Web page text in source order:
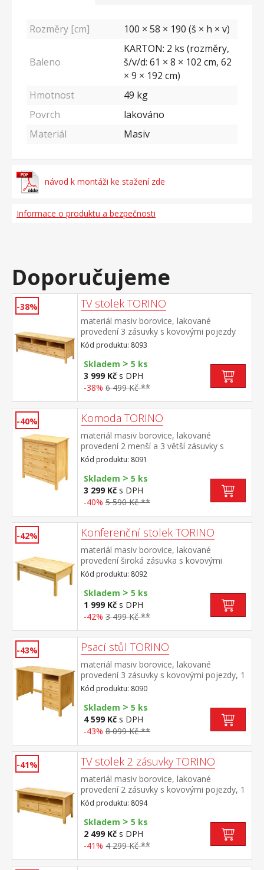
Rozměry [cm] 100 × 58 × 190 (š × h × v)
Baleno
KARTON: 2 ks (rozměry,
š/v/d: 61 × 8 × 102 cm, 62
× 9 × 192 cm)
Hmotnost
49 kg
Povrch
lakováno
Materiál
Masiv
návod k montáži ke stažení zde
Informace o produktu a bezpečnosti
Doporučujeme
-38% TV stolek TORINO
materiál masiv borovice, lakované
provedení 3 zásuvky s kovovými pojezdy
Kód produktu: 8093
Skladem > 5 ks
3 999 Kč s DPH
-38% 6 499 Kč **
-40% Komoda TORINO
materiál masiv borovice, lakované
provedení 2 menší a 3 větší zásuvky s
kovovými pojezdy
Kód produktu: 8091
Skladem > 5 ks
3 299 Kč s DPH
-40% 5 590 Kč **
-42% Konferenční stolek TORINO
materiál masiv borovice, lakované
provedení široká zásuvka s kovovými
pojezdy
Kód produktu: 8092
Skladem > 5 ks
1 999 Kč s DPH
-42% 3 499 Kč **
-43% Psací stůl TORINO
materiál masiv borovice, lakované
provedení 3 zásuvky s kovovými pojezdy, 1
police výsuv není součástí dodávky ke stolu
je možno dokoupit výsuvnou desku na
klávesnici 8840
Kód produktu: 8090
Skladem > 5 ks
4 599 Kč s DPH
-43% 8 099 Kč **
-41% TV stolek 2 zásuvky TORINO
materiál masiv borovice, lakované
provedení 2 zásuvky s kovovými pojezdy, 1
police
Kód produktu: 8094
Skladem > 5 ks
2 499 Kč s DPH
-41% 4 299 Kč **